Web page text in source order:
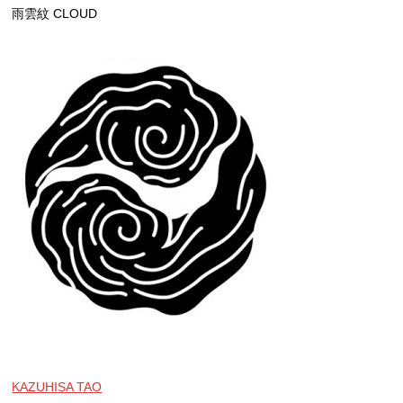
雨雲紋 CLOUD
KAZUHISA TAO